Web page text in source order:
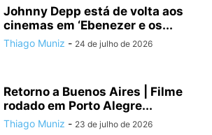
Johnny Depp está de volta aos
cinemas em ‘Ebenezer e os...
Thiago Muniz - 24 de julho de 2026
Retorno a Buenos Aires | Filme
rodado em Porto Alegre...
Thiago Muniz - 23 de julho de 2026